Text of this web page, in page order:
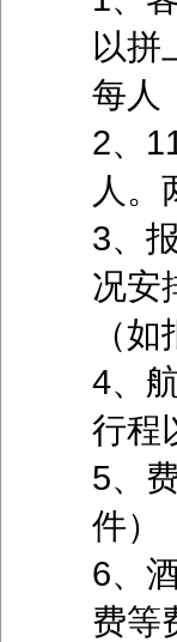
以拼
每人
2、
人。
3、
况安
（
4、
行程
5、
件）
6、
费等